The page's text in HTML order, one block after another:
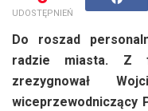
UDOSTĘPNIEŃ
Do roszad
radzie miasta. Z
zrezygnował
wiceprzewodniczący